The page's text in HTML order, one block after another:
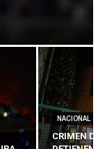
NACIONAL
CRIMEN DE